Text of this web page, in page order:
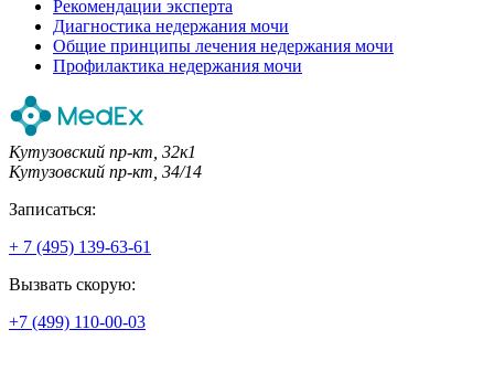
Рекомендации эксперта
Диагностика недержания мочи
Общие принципы лечения недержания мочи
Профилактика недержания мочи
Кутузовский пр-кт, 32к1
Кутузовский пр-кт, 34/14
Записаться:
+ 7 (495) 139-63-61
Вызвать скорую:
+7 (499) 110-00-03